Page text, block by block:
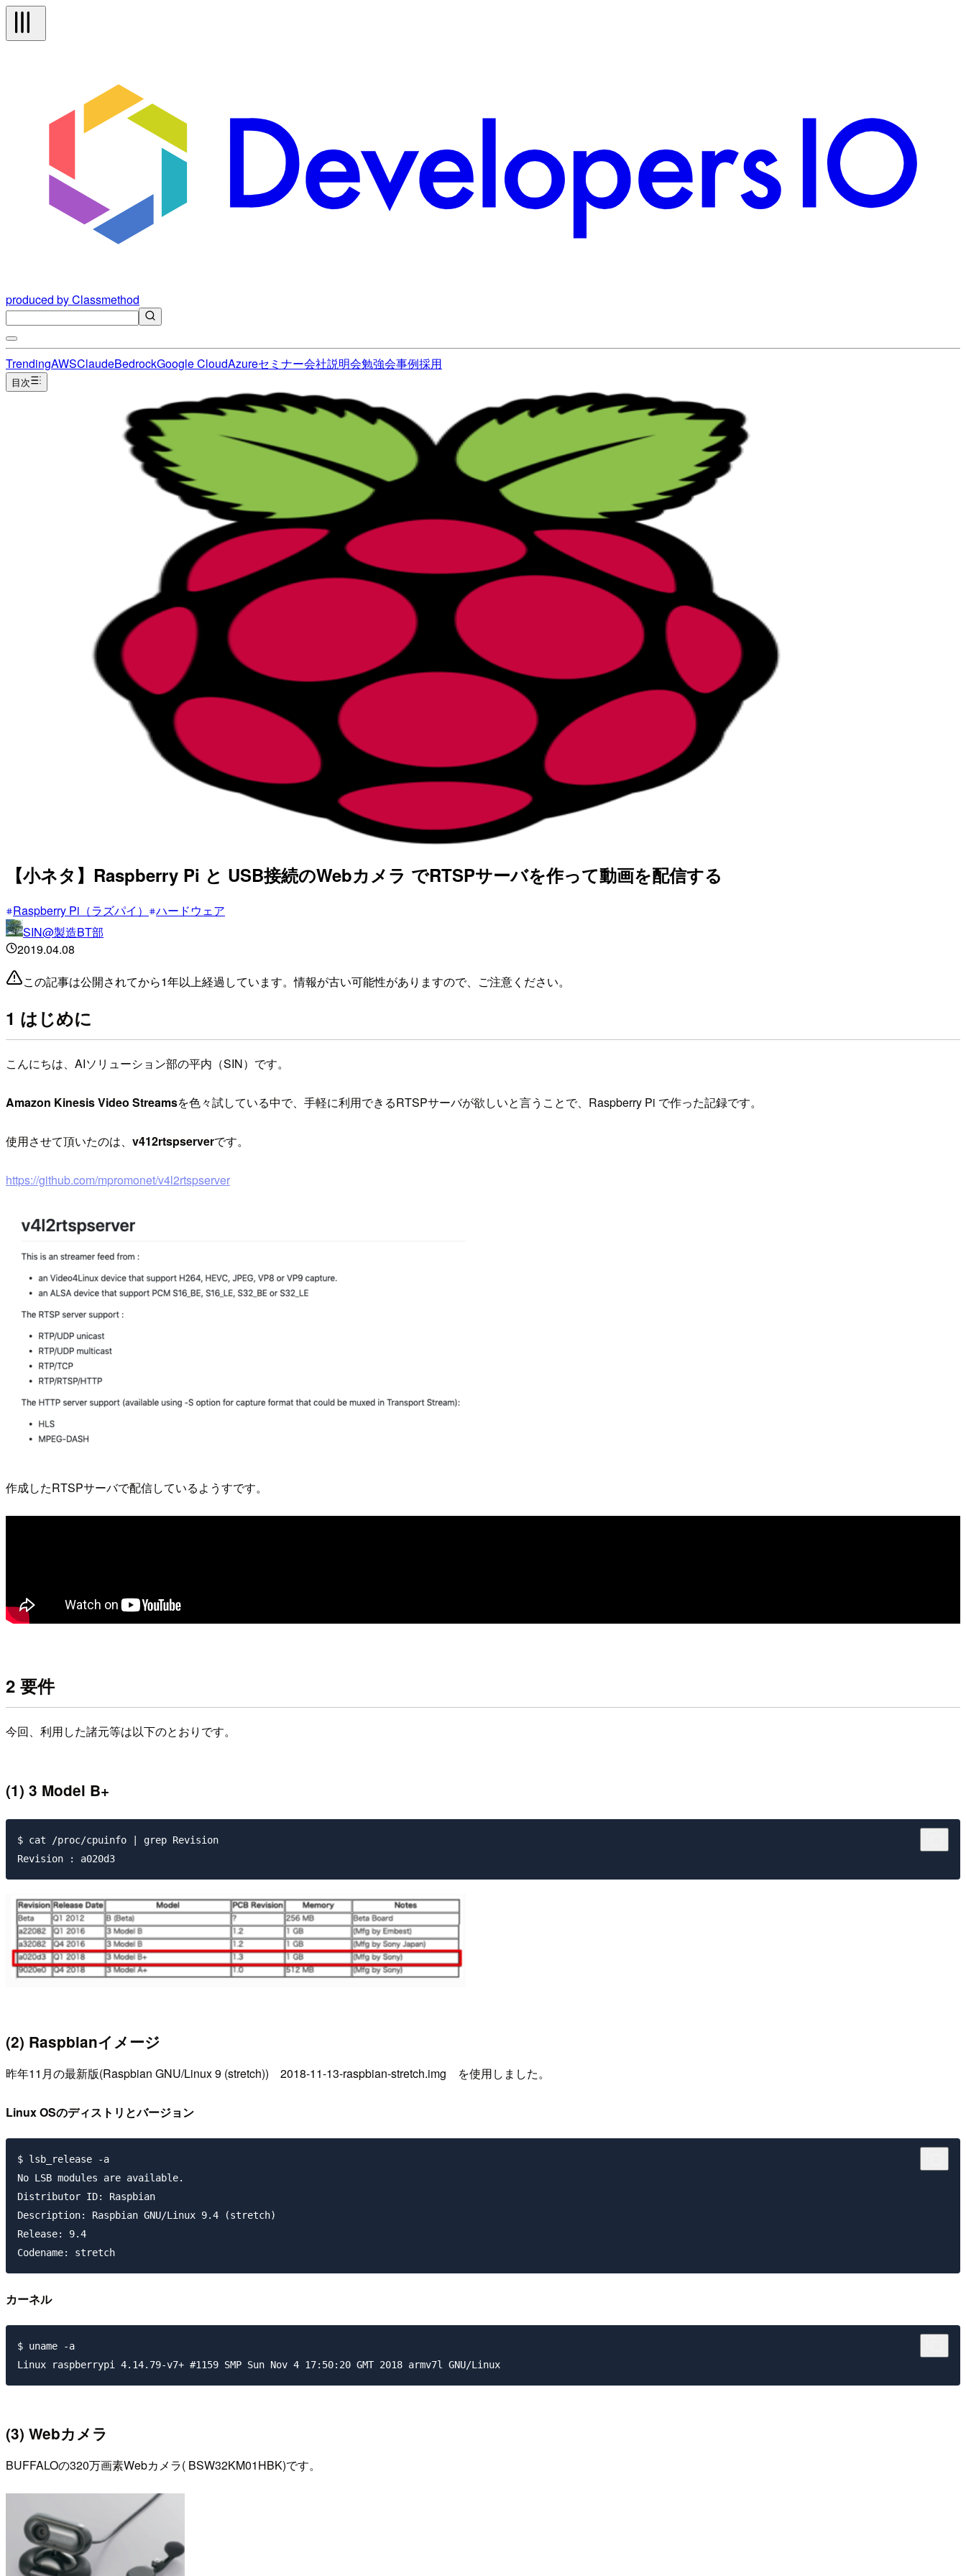
produced by Classmethod
TrendingAWSClaudeBedrockGoogle CloudAzureセミナー会社説明会勉強会事例採用
目次
【小ネタ】Raspberry Pi と USB接続のWebカメラ でRTSPサーバを作って動画を配信する
Raspberry Pi（ラズパイ）
ハードウェア
SIN@製造BT部
2019.04.08
この記事は公開されてから1年以上経過しています。情報が古い可能性がありますので、ご注意ください。
1 はじめに
こんにちは、AIソリューション部の平内（SIN）です。
Amazon Kinesis Video Streamsを色々試している中で、手軽に利用できるRTSPサーバが欲しいと言うことで、Raspberry Pi で作った記録です。
使用させて頂いたのは、 v412rtspserverです。
https://github.com/mpromonet/v4l2rtspserver
作成したRTSPサーバで配信しているようすです。
2 要件
今回、利用した諸元等は以下のとおりです。
(1) 3 Model B+
$ cat /proc/cpuinfo | grep Revision
(2) Raspbianイメージ
昨年11月の最新版(Raspbian GNU/Linux 9 (stretch)) 2018-11-13-raspbian-stretch.img を使用しました。
Linux OSのディストリとバージョン
$ lsb_release -a
No LSB modules are available.
Distributor ID: Raspbian
Description: Raspbian GNU/Linux 9.4 (stretch)
Release: 9.4
カーネル
$ uname -a
(3) Webカメラ
BUFFALOの320万画素Webカメラ( BSW32KM01HBK)です。